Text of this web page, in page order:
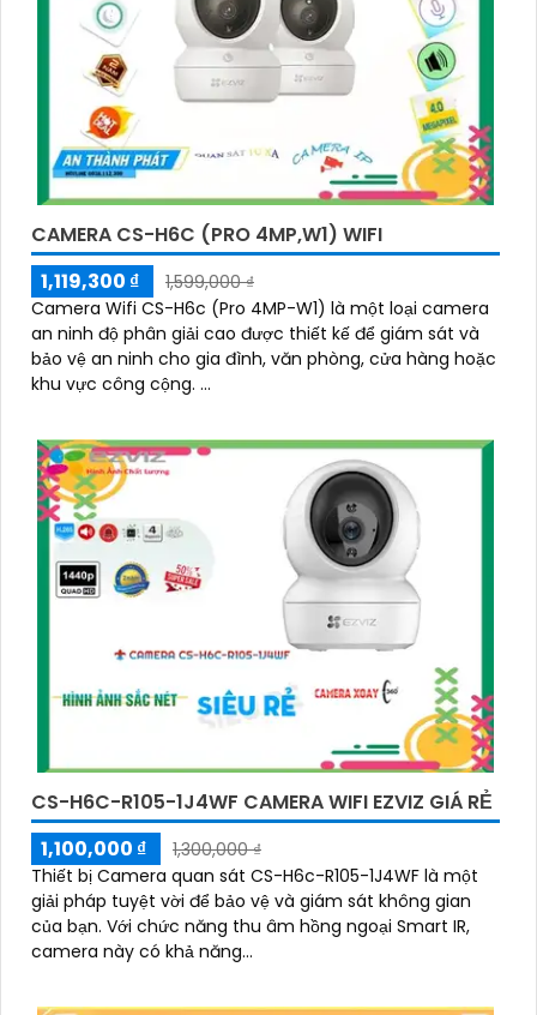
CAMERA CS-H6C (PRO 4MP,W1) WIFI
1,119,300 ₫
1,599,000 ₫
Camera Wifi CS-H6c (Pro 4MP-W1) là một loại camera
an ninh độ phân giải cao được thiết kế để giám sát và
bảo vệ an ninh cho gia đình, văn phòng, cửa hàng hoặc
khu vực công cộng. ...
CS-H6C-R105-1J4WF CAMERA WIFI EZVIZ GIÁ RẺ
1,100,000 ₫
1,300,000 ₫
Thiết bị Camera quan sát CS-H6c-R105-1J4WF là một
giải pháp tuyệt vời để bảo vệ và giám sát không gian
của bạn. Với chức năng thu âm hồng ngoại Smart IR,
camera này có khả năng...